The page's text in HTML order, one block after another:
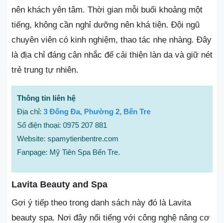
nên khách yên tâm. Thời gian mỗi buổi khoảng một
tiếng, không cần nghỉ dưỡng nên khá tiện. Đội ngũ
chuyên viên có kinh nghiệm, thao tác nhẹ nhàng. Đây
là địa chỉ đáng cân nhắc để cải thiện làn da và giữ nét
trẻ trung tự nhiên.
Thông tin liên hệ
Địa chỉ: 3 Đống Đa, Phường 2, Bến Tre
Số điện thoại: 0975 207 881
Website: spamytienbentre.com
Fanpage: Mỹ Tiên Spa Bến Tre.
Lavita Beauty and Spa
Gợi ý tiếp theo trong danh sách này đó là Lavita
beauty spa. Nơi đây nổi tiếng với công nghệ nâng cơ